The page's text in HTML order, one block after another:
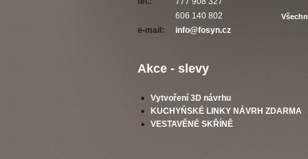
606 140 802
e-mail:
info@fosyn.cz
Akce - slevy
Vytvoření 3D návrhu
KUCHYŇSKÉ LINKY NÁVRH ZDARMA
VESTAVĚNÉ SKŘÍNĚ